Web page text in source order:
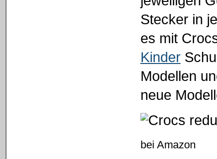
Stecker in
es mit
Kinder
Modellen
neue
bei Amazon